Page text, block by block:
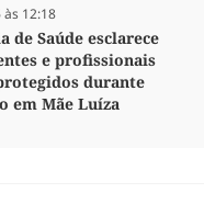
12:18
de Saúde esclarece
e profissionais
durante
em Mãe Luíza